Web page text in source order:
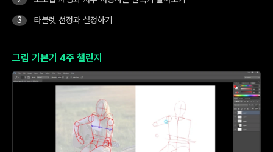
타블렛 선정과 설정하기
그림 기본기 4주 챌린지